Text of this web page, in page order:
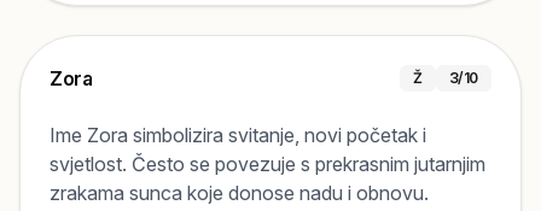
Zora Ž 3/10
Ime Zora simbolizira svitanje, novi početak i
svjetlost. Često se povezuje s prekrasnim jutarnjim
zrakama sunca koje donose nadu i obnovu.